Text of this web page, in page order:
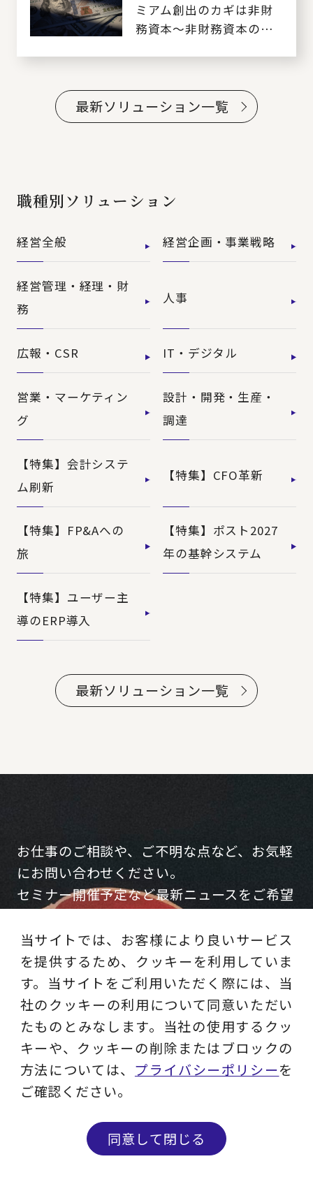
ミアム創出のカギは非財
務資本～非財務資本の中
最新ソリューション一覧
職種別ソリューション
経営全般 経営企画・事業戦略
経営管理・経理・財
務
人事
広報・CSR IT・デジタル
営業・マーケティン
グ
設計・開発・生産・
調達
【特集】会計システ
ム刷新
【特集】CFO革新
【特集】FP&Aへの
旅
【特集】ポスト2027
年の基幹システム
【特集】ユーザー主
導のERP導入
最新ソリューション一覧
お仕事のご相談や、ご不明な点など、お気軽
にお問い合わせください。
セミナー開催予定など最新ニュースをご希望
CONTACT
お問い合わせ
コンサルティング相談やDM停止・情報変
更等はこちらからお問い合わせください。
当サイトでは、お客様により良いサービス
を提供するため、クッキーを利用していま
す。当サイトをご利用いただく際には、当
社のクッキーの利用について同意いただい
たものとみなします。当社の使用するクッ
キーや、クッキーの削除またはブロックの
方法については、 プライバシーポリシーを
ご確認ください。
同意して閉じる